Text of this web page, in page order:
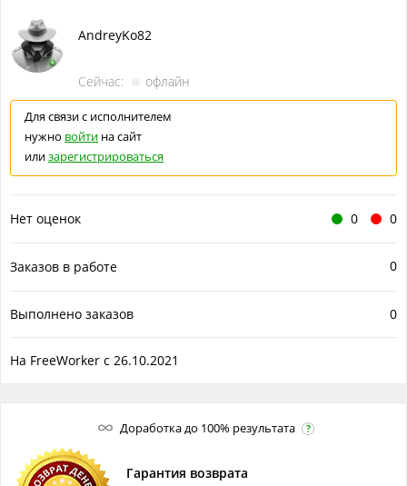
2-3 варианта на выбор
Доработка до 100% результата ?
Гарантия возврата
AndreyKo82
Сейчас: офлайн
Для связи с исполнителем
нужно войти на сайт
илизарегистрироваться
0 0
Нет оценок
0
Заказов в работе
0
Выполнено заказов
На FreeWorker с 26.10.2021